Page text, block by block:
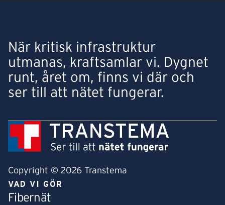
När kritisk infrastruktur
utmanas, kraftsamlar vi. Dygnet
runt, året om, finns vi där och
ser till att nätet fungerar.
Copyright © 2026 Transtema
VAD VI GÖR
Fibernät